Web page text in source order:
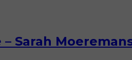
Sarah